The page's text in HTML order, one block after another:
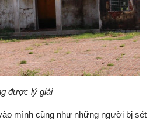
được lý giải
mình cũng như những người bị sét